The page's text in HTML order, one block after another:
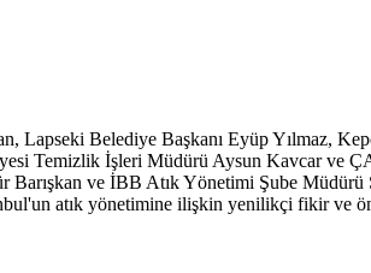
Lapseki Belediye Başkanı Eyüp Yılmaz,
Temizlik İşleri Müdürü Aysun Kavcar ve
ve İBB Atık Yönetimi Şube
atık yönetimine ilişkin yenilikçi fikir ve